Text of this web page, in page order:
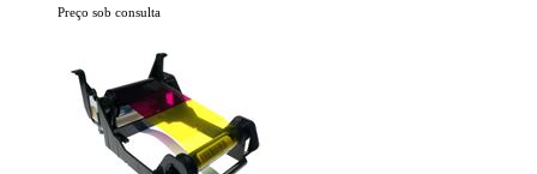
Preço sob consulta